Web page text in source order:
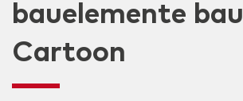
bauelemente bau
Cartoon